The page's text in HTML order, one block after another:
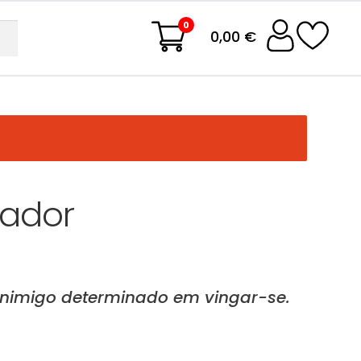
0
0,00 €
determinado em vingar-se.